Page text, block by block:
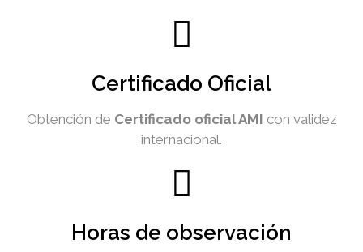
Certificado Oficial
Obtención de Certificado oficial AMI con validez
internacional.
Horas de observación